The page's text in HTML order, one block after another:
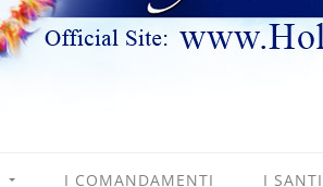
I COMANDAMENTI I SANTI